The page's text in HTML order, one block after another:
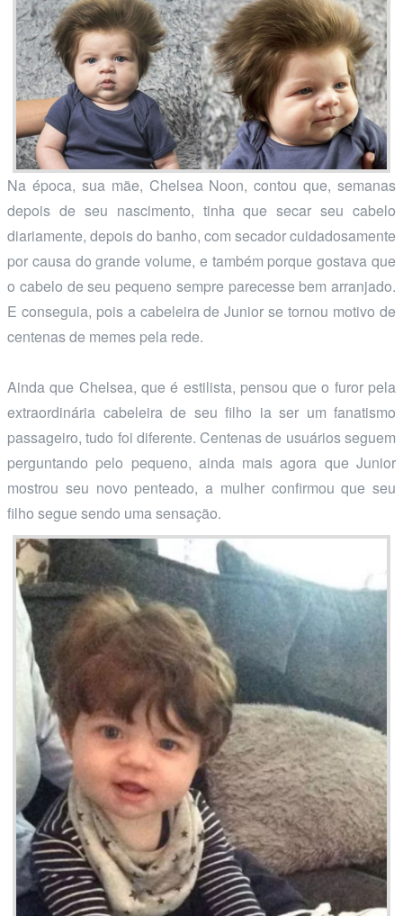
Na época, sua mãe, Chelsea Noon, contou que, semanas
depois de seu nascimento, tinha que secar seu cabelo
diariamente, depois do banho, com secador cuidadosamente
por causa do grande volume, e também porque gostava que
o cabelo de seu pequeno sempre parecesse bem arranjado.
E conseguia, pois a cabeleira de Junior se tornou motivo de
centenas de memes pela rede.
Ainda que Chelsea, que é estilista, pensou que o furor pela
extraordinária cabeleira de seu filho ia ser um fanatismo
passageiro, tudo foi diferente. Centenas de usuários seguem
perguntando pelo pequeno, ainda mais agora que Junior
mostrou seu novo penteado, a mulher confirmou que seu
filho segue sendo uma sensação.